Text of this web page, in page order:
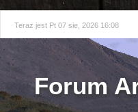
Teraz jest Pt 07 sie, 2026 16:08
Forum